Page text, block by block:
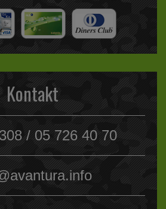
Kontakt
/ 05 726 40 70